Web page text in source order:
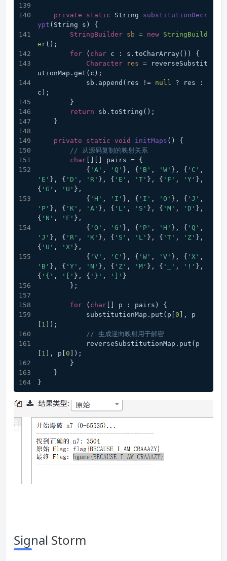
private static String substitutionDecr
ypt (String s)
{
StringBuilder sb = new StringBuild
er();
for ( char c : s.toCharArray()) {
Character
res = reverseSubstit
utionMap.get(c);
            sb.append(res !=
null
? res :
c);
        }
return sb.toString();
    }
private static void initMaps ()
{
// 从源码复制的映射关系
char [][] pairs = {
            {
'A' , 'Q' }, { 'B' , 'W' }, { 'C'
'E' }, { 'D' , 'R' }, { 'E' , 'T' }, { 'F' , 'Y' },
{ 'G' , 'U' },
            {
'H' , 'I' }, { 'I' , 'O' }, { 'J'
'P' }, { 'K' , 'A' }, { 'L' , 'S' }, { 'M' , 'D' },
{ 'N' , 'F' },
            {
'O' , 'G' }, { 'P' , 'H' }, { 'Q'
'J' }, { 'R' , 'K' }, { 'S' , 'L' }, { 'T' , 'Z' },
{ 'U' , 'X' },
            {
'V' , 'C' }, { 'W' , 'V' }, { 'X'
'B' }, { 'Y' , 'N' }, { 'Z' , 'M' }, { '_' , '!' },
{ '{' , '[' }, { '}' , ']' }
        };
for ( char [] p : pairs) {
            substitutionMap.put(p[
0 ], p
[ 1 ]);
// 生成逆向映射用于解密
[ 1 ], p[0 ]);
        }
    }
}
Signal Storm